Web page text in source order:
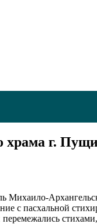
храма г.
Михаило-
с пасхальной
стихами,